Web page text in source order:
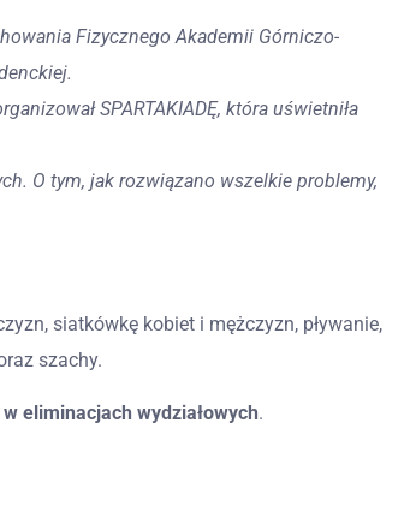
Fizycznego Akademii Górniczo-
SPARTAKIADĘ, która uświetniła
O tym, jak rozwiązano wszelkie problemy,
siatkówkę kobiet i mężczyzn, pływanie,
szachy.
w eliminacjach wydziałowych.